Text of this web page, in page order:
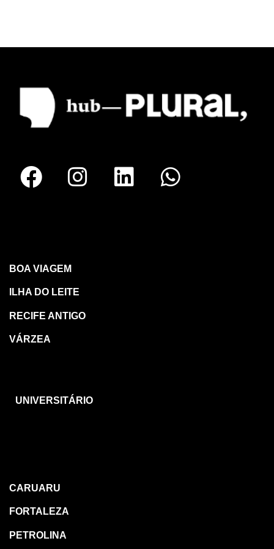
BOA VIAGEM
ILHA DO LEITE
RECIFE ANTIGO
VÁRZEA
UNIVERSITÁRIO
CARUARU
FORTALEZA
PETROLINA